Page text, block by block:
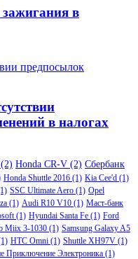
зажигания в
в налогах
(2) Honda CR-V (2) Сбербанк
Honda Shuttle 2016 (1) Kia Cee'd (1)
SSC Ultimate Aero (1) Opel
(1) Audi R10 V10 (1) Маст-банк
(1) Hyundai Santa Fe (1) Ford
Miix 3-1030 (1) Samsung Galaxy A5
HTC Omni (1) Shuttle XH97V (1)
Приключение Электроника (1)